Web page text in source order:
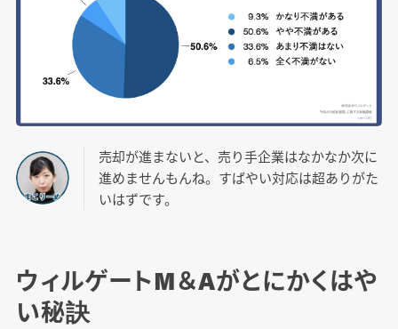
売却が進まないと、売り手企業はなかなか次に
進めませんもんね。すばやい対応は超ありがた
いはずです。
ウィルゲートM＆Aがとにかくはや
い秘訣